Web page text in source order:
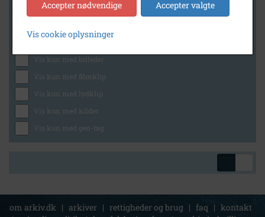
Generelt
Vis kun med billeder
Vis kun med filmklip
Vis kun med lydklip
Vis kun med kilder
Vis kun med geo-tag
om arkiv.dk | arkiver | rettigheder og brug | faq | kontakt
Accepter nødvendige Accepter valgte
Vis cookie oplysninger